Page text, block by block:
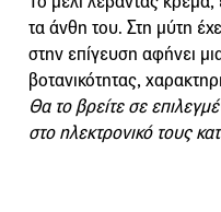
τα άνθη του. Στη μύτη
στην επίγευση αφήνει
βοτανικότητας,
Θα το βρείτε σε
στο ηλεκτρονικό τους